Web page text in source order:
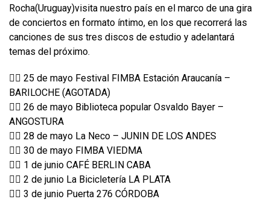
Rocha(Uruguay)visita nuestro país en el marco de una gira
de conciertos en formato íntimo, en los que recorrerá las
canciones de sus tres discos de estudio y adelantará
temas del próximo.
👉🏼 25 de mayo Festival FIMBA Estación Araucanía –
BARILOCHE (AGOTADA)
👉🏼 26 de mayo Biblioteca popular Osvaldo Bayer –
ANGOSTURA
👉🏼 28 de mayo La Neco – JUNIN DE LOS ANDES
👉🏼 30 de mayo FIMBA VIEDMA
👉🏼 1 de junio CAFÉ BERLIN CABA
👉🏼 2 de junio La Bicicletería LA PLATA
👉🏼 3 de junio Puerta 276 CÓRDOBA